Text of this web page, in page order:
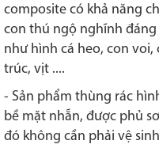
composite có khả năng
con thú ngộ nghĩnh
như hình cá heo, con voi,
trúc, vịt ....
- Sản phẩm thùng rác
bề mặt nhẵn, được phủ
đó không cần phải vệ